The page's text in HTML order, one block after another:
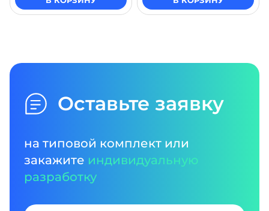
трансформаторная
подстанция мачтового
Оставьте заявку
на типовой комплект или
закажите индивидуальную
разработку